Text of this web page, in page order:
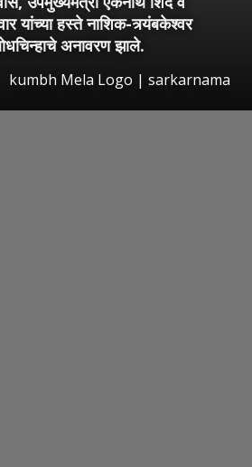
यांच्या हस्ते नाशिक-त्र्यंबकेश्वर
अनावरण झाले.
kumbh Mela Logo | sarkarnama